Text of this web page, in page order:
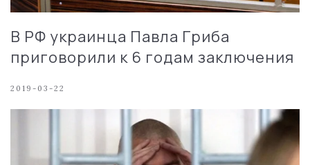
В РФ украинца Павла Гриба
приговорили к 6 годам заключения
2019-03-22